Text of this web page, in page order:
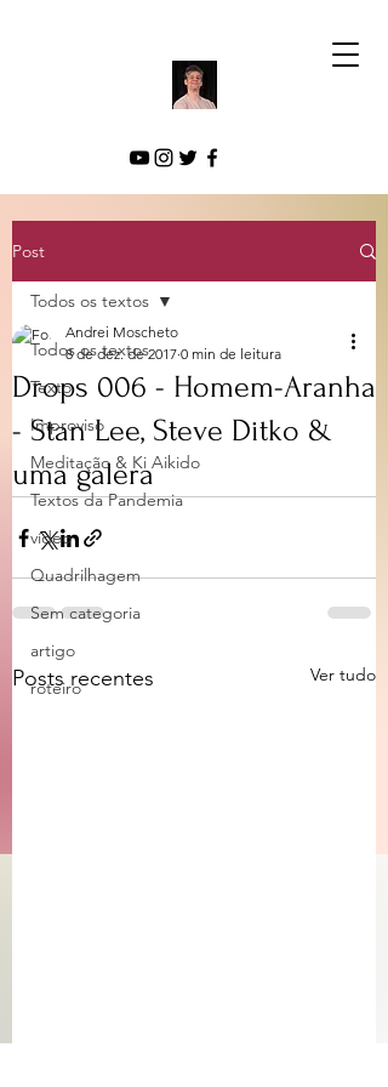
Post
Todos os textos
Texto
Improviso
Meditação & Ki Aikido
Textos da Pandemia
vídeo
Quadrilhagem
Sem categoria
artigo
roteiro
Todos os textos
Drops 006 - Homem-Aranha
- Stan Lee, Steve Ditko &
uma galera
Andrei Moscheto
8 de dez. de 2017 0 min de leitura
Posts recentes Ver tudo